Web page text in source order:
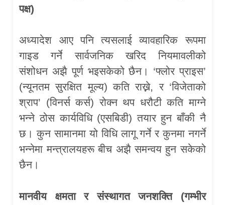
पक्ष)
अध्यादेश आए पनि त्यसलाई व्यावहारिक रूपमा
गाइड गर्ने सार्वजनिक खरिद नियमावलीको
संशोधन अझै पूर्ण भइसकेको छैन। ‘फ्लोर प्राइस’
(न्यूनतम सुरक्षित मूल्य) कति राख्ने, र ‘विजेताको
श्राप’ (विनर्स कर्स) रोक्न थप धरौटी कति माग्ने
भन्ने ठोस कार्यविधि (एसबिडी) तयार हुन बाँकी नै
छ। कुन सामानमा यो विधि लागू गर्ने र कुनमा नगर्ने
भन्नेमा मन्त्रालयहरू बीच अझै समन्वय हुन सकेको
छैन।
मानवीय क्षमता र संस्थागत जनशक्ति (गम्भीर